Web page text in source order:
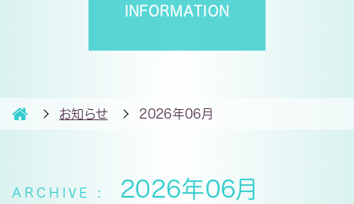
INFORMATION
お知らせ 2026年06月
2026年06月